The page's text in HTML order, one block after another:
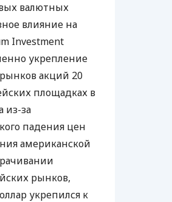
валютных
влияние на
Investment
укрепление
акций 20
площадках в
из-за
падения цен
американской
рынков,
укрепился к